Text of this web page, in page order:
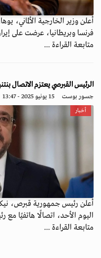
أعلن وزير الخارجية الألماني،
فرنسا وبريطانيا، عرضت على
متابعة القراءة ...
الرئيس القبرصي يعتزم الاتصال
جسور بوست 15 يونيو 2025 - 13:47
أخبار
أعلن رئيس جمهورية قبرص،
اليوم الأحد، اتصالًا هاتفيًا مع
متابعة القراءة ...